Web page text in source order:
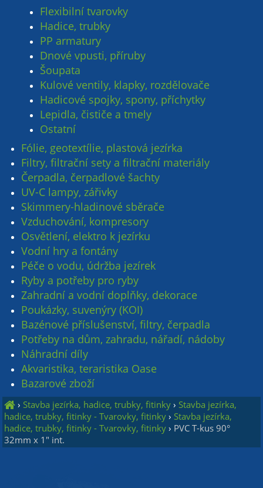
Flexibilní tvarovky
Hadice, trubky
PP armatury
Dnové vpusti, příruby
Šoupata
Kulové ventily, klapky, rozdělovače
Hadicové spojky, spony, příchytky
Lepidla, čističe a tmely
Ostatní
Fólie, geotextílie, plastová jezírka
Filtry, filtrační sety a filtrační materiály
Čerpadla, čerpadlové šachty
UV-C lampy, zářivky
Skimmery-hladinové sběrače
Vzduchování, kompresory
Osvětlení, elektro k jezírku
Vodní hry a fontány
Péče o vodu, údržba jezírek
Ryby a potřeby pro ryby
Zahradní a vodní doplňky, dekorace
Poukázky, suvenýry (KOI)
Bazénové příslušenství, filtry, čerpadla
Potřeby na dům, zahradu, nářadí, nádoby
Náhradní díly
Akvaristika, teraristika Oase
Bazarové zboží
› Stavba jezírka, hadice, trubky, fitinky › Stavba jezírka,
hadice, trubky, fitinky - Tvarovky, fitinky › Stavba jezírka,
hadice, trubky, fitinky - Tvarovky, fitinky › PVC T-kus 90°
32mm x 1" int.